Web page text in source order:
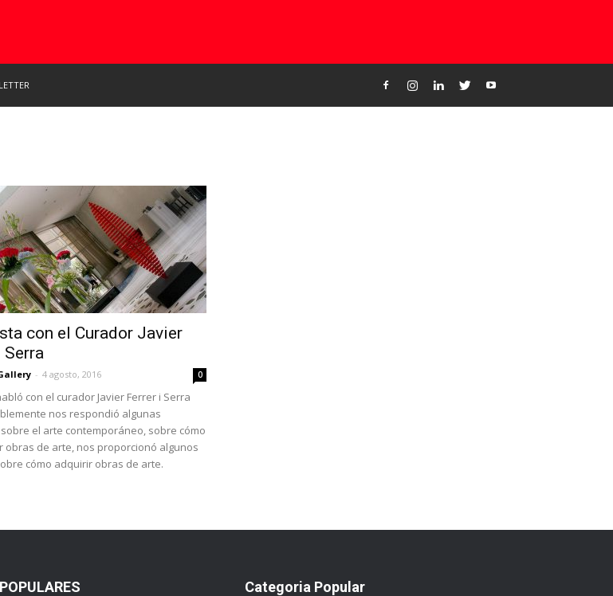
con el Curador Javier
Serra
- 4 agosto, 2016 0
con el curador Javier Ferrer i Serra
nos respondió algunas
el arte contemporáneo, sobre cómo
obras de arte, nos proporcionó algunos
cómo adquirir obras de arte.
Categoria Popular